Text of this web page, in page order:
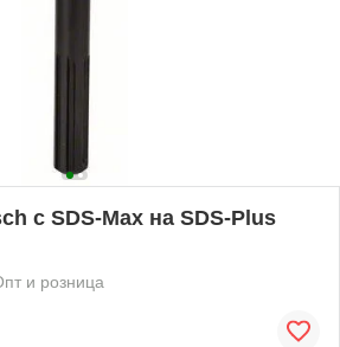
с SDS-Max на SDS-Plus
и розница